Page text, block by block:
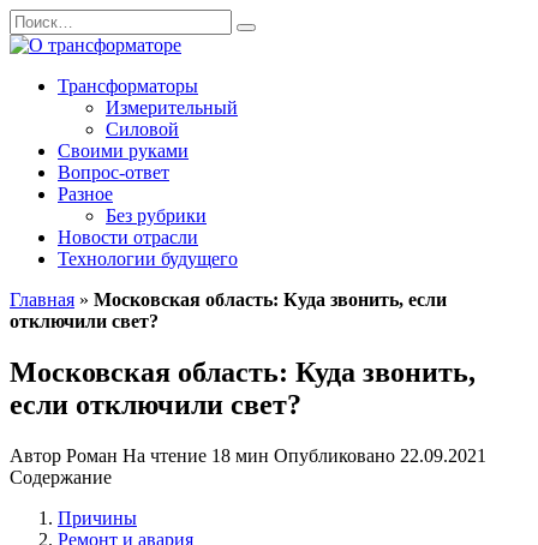
Перейти
к
содержанию
Search
for:
Трансформаторы
Измерительный
Силовой
Своими руками
Вопрос-ответ
Разное
Без рубрики
Новости отрасли
Технологии будущего
Главная » Московская область: Куда звонить, если
отключили свет?
Московская область: Куда звонить,
если отключили свет?
Автор Роман На чтение 18 мин Опубликовано 22.09.2021
Содержание
Причины
Ремонт и авария